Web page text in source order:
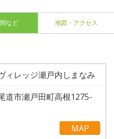
など 地図・アクセス
ィレッジ瀬戸内しまなみ
道市瀬戸田町高根1275-
MAP